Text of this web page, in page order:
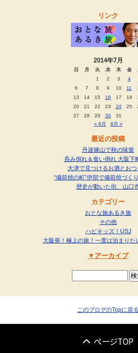
リンク
2014年7月
日 月 火 水 木 金
1
2 3 4
6
7 8 9 10 11
13
14 15 16 17 18
20
21 22 23 24 25
27
28 29 30
31
« 6月
8月 »
最近の投稿
丹波篠山で秋の味覚
呑み倒れ＆食い倒れ 大阪下
大津で見つけるお酒とお
“備前焼の町”伊部で備前焼づく
歴史が動いた街、山口
カテゴリー
おとな旅あるき旅
その他
ハピキッズ！USJ
大阪発！極上の旅！一度は泊まりた
アーカイブ
このブログのTopに戻る
ページTOP